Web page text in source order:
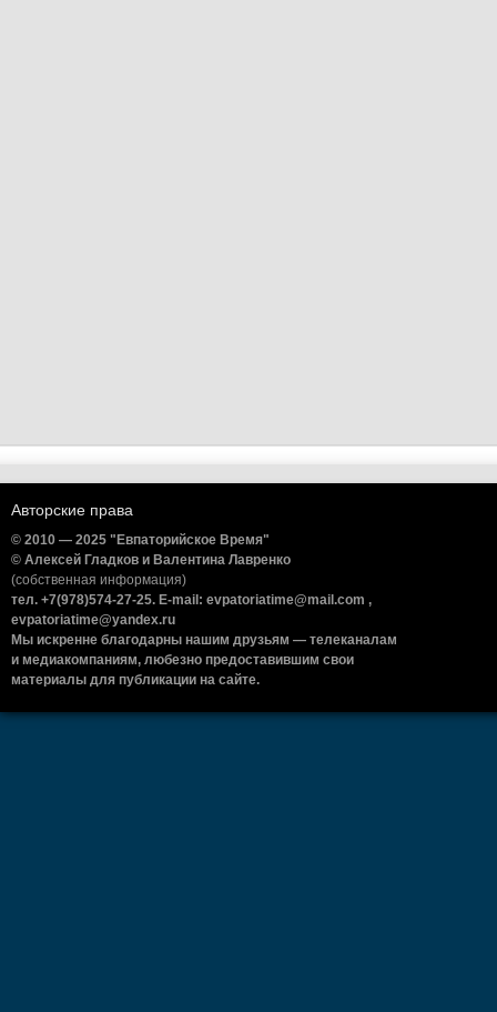
Авторские права
© 2010 — 2025 "Евпаторийское Время"
© Алексей Гладков и Валентина Лавренко
(собственная информация)
тел. +7(978)574-27-25. E-mail: evpatoriatime@mail.com ,
evpatoriatime@yandex.ru
Мы искренне благодарны нашим друзьям — телеканалам
и медиакомпаниям, любезно предоставившим свои
материалы для публикации на сайте.